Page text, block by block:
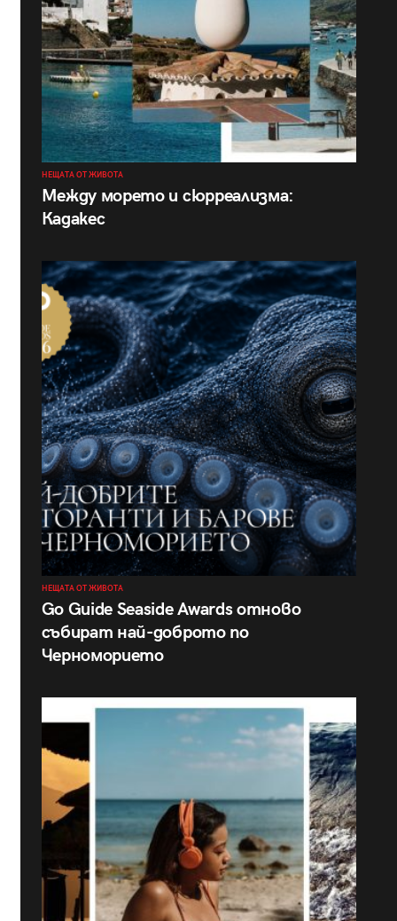
НЕЩАТА ОТ ЖИВОТА
Между морето и сюрреализма:
Кадакес
НЕЩАТА ОТ ЖИВОТА
Go Guide Seaside Awards отново
събират най-доброто по
Черноморието